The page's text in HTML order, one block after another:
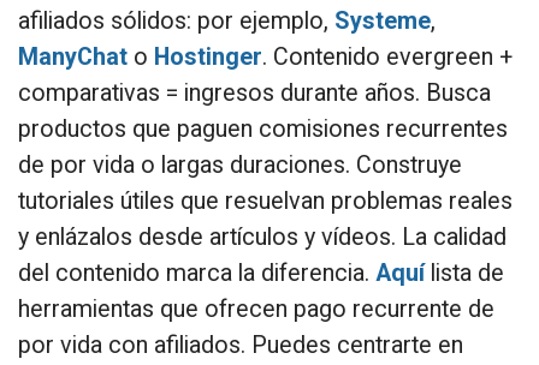
afiliados sólidos: por ejemplo, Systeme,
ManyChat o Hostinger. Contenido evergreen +
comparativas = ingresos durante años. Busca
productos que paguen comisiones recurrentes
de por vida o largas duraciones. Construye
tutoriales útiles que resuelvan problemas reales
y enlázalos desde artículos y vídeos. La calidad
del contenido marca la diferencia. Aquílista de
herramientas que ofrecen pago recurrente de
por vida con afiliados. Puedes centrarte en